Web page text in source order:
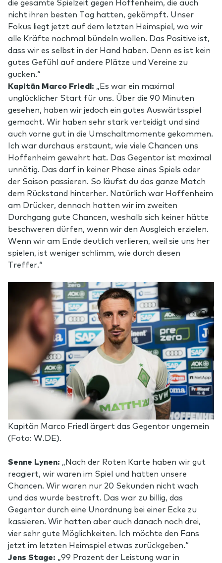
nicht ihren besten Tag hatten, gekämpft. Unser
Fokus liegt jetzt auf dem letzten Heimspiel, wo wir
alle Kräfte nochmal bündeln wollen. Das Positive ist,
dass wir es selbst in der Hand haben. Denn es ist kein
gutes Gefühl auf andere Plätze und Vereine zu
gucken.“
Kapitän Marco Friedl: „Es war ein maximal
unglücklicher Start für uns. Über die 90 Minuten
gesehen, haben wir jedoch ein gutes Auswärtsspiel
gemacht. Wir haben sehr stark verteidigt und sind
auch vorne gut in die Umschaltmomente gekommen.
Ich war durchaus erstaunt, wie viele Chancen uns
Hoffenheim gewehrt hat. Das Gegentor ist maximal
unnötig. Das darf in keiner Phase eines Spiels oder
der Saison passieren. So läufst du das ganze Match
dem Rückstand hinterher. Natürlich war Hoffenheim
am Drücker, dennoch hatten wir im zweiten
Durchgang gute Chancen, weshalb sich keiner hätte
beschweren dürfen, wenn wir den Ausgleich erzielen.
Wenn wir am Ende deutlich verlieren, weil sie uns her
spielen, ist weniger schlimm, wie durch diesen
Treffer.“
Kapitän Marco Friedl ärgert das Gegentor ungemein
(Foto: W.DE).
Senne Lynen: „Nach der Roten Karte haben wir gut
reagiert, wir waren im Spiel und hatten unsere
Chancen. Wir waren nur 20 Sekunden nicht wach
und das wurde bestraft. Das war zu billig, das
Gegentor durch eine Unordnung bei einer Ecke zu
kassieren. Wir hatten aber auch danach noch drei,
vier sehr gute Möglichkeiten. Ich möchte den Fans
jetzt im letzten Heimspiel etwas zurückgeben.“
Jens Stage: „99 Prozent der Leistung war in